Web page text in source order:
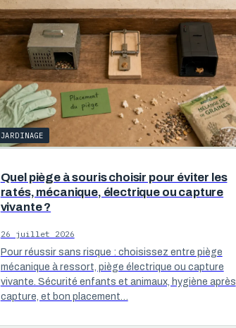
JARDINAGE
Quel piège à souris choisir pour éviter les
ratés, mécanique, électrique ou capture
vivante ?
26 juillet 2026
Pour réussir sans risque : choisissez entre piège
mécanique à ressort, piège électrique ou capture
vivante. Sécurité enfants et animaux, hygiène après
capture, et bon placement…